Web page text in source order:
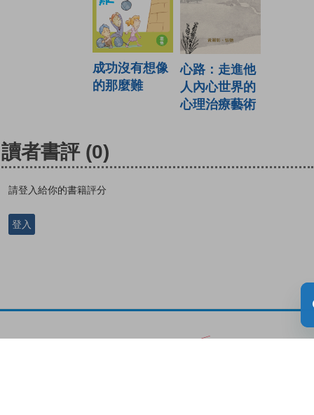
成功沒有想像
的那麼難
心路：走進他
人內心世界的
心理治療藝術
讀者書評 (0)
請登入給你的書籍評分
登入